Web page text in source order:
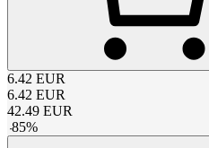
6.42 EUR
6.42 EUR
42.49 EUR
-85%